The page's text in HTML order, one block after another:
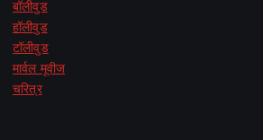
बॉलीवुड
हॉलीवुड
टॉलीवुड
मार्वल मूवीज
चरित्र